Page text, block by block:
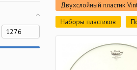
Двухслойный пластик
Наборы пластиков